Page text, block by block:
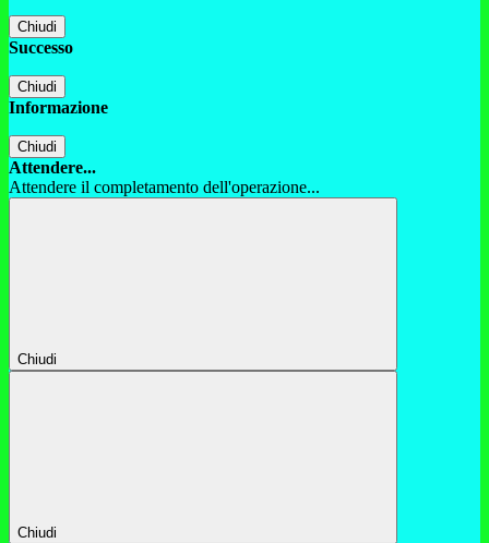
Chiudi
Successo
Chiudi
Informazione
Chiudi
Attendere...
Attendere il completamento dell'operazione...
Chiudi
Chiudi